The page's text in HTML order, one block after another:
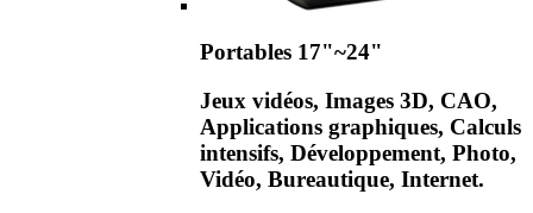
Portables 17"~24"
Jeux vidéos, Images 3D, CAO,
Applications graphiques, Calculs
intensifs, Développement, Photo,
Vidéo, Bureautique, Internet.